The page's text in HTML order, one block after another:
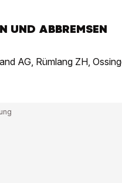
UND ABBREMSEN
AG, Rümlang ZH,